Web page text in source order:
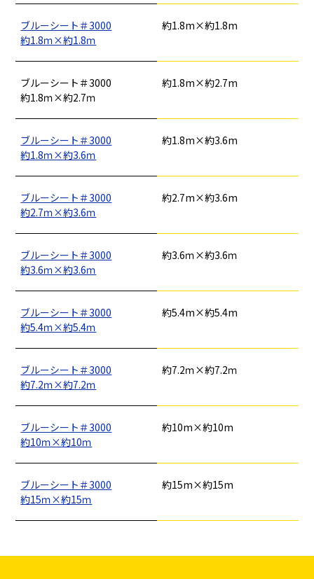
仮設資材
現場用品・保安用品 建築金物・建築資材
型枠部材 基礎用部材
シーリング剤・接着剤・スプレー等
カタログダウンロード
家、マンションを
建てる（建築）
基礎工事・
イベント設置・
バリケード（保安）
・復旧貢献
季節商材
ブルーシート＃3000
約1.8ｍ×約1.8ｍ
約1.8m×約1.8m
ブルーシート＃3000
約1.8ｍ×約2.7ｍ
約1.8m×約2.7m
ブルーシート＃3000
約1.8ｍ×約3.6ｍ
約1.8m×約3.6m
ブルーシート＃3000
約2.7ｍ×約3.6ｍ
約2.7m×約3.6m
ブルーシート＃3000
約3.6ｍ×約3.6ｍ
約3.6ｍ×約3.6ｍ
ブルーシート＃3000
約5.4ｍ×約5.4ｍ
約5.4m×約5.4m
ブルーシート＃3000
約7.2ｍ×約7.2ｍ
約7.2ｍ×約7.2ｍ
ブルーシート＃3000
約10ｍ×約10ｍ
約10m×約10m
ブルーシート＃3000
約15ｍ×約15ｍ
約15m×約15m